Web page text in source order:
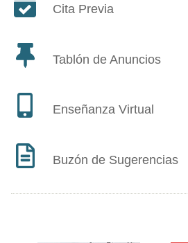
Cita Previa
Tablón de Anuncios
Enseñanza Virtual
Buzón de Sugerencias